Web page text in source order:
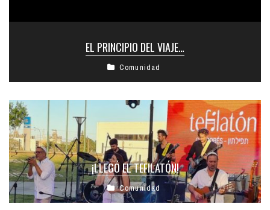
EL PRINCIPIO DEL VIAJE…
Comunidad
¡LLEGÓ EL TEFILATÓN!
Comunidad